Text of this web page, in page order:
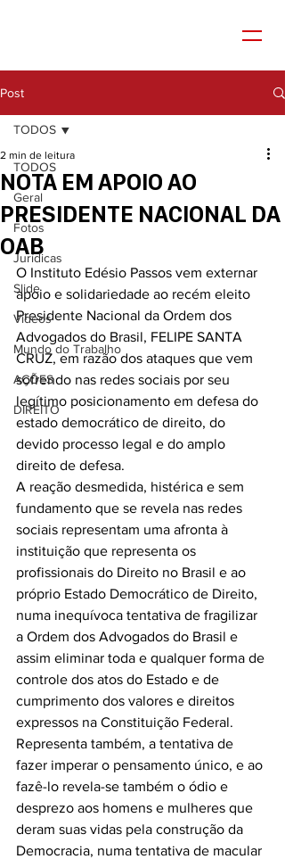
Post
TODOS
Geral
Fotos
Jurídicas
Slide
Vídeos
Mundo do Trabalho
AÇÕES
DIREITO
TODOS
NOTA EM APOIO AO
PRESIDENTE NACIONAL DA
OAB
2 min de leitura
O Instituto Edésio Passos vem externar
apoio e solidariedade ao recém eleito
Presidente Nacional da Ordem dos
Advogados do Brasil, FELIPE SANTA
CRUZ, em razão dos ataques que vem
sofrendo nas redes sociais por seu
legítimo posicionamento em defesa do
estado democrático de direito, do
devido processo legal e do amplo
direito de defesa.
A reação desmedida, histérica e sem
fundamento que se revela nas redes
sociais representam uma afronta à
instituição que representa os
profissionais do Direito no Brasil e ao
próprio Estado Democrático de Direito,
numa inequívoca tentativa de fragilizar
a Ordem dos Advogados do Brasil e
assim eliminar toda e qualquer forma de
controle dos atos do Estado e de
cumprimento dos valores e direitos
expressos na Constituição Federal.
Representa também, a tentativa de
fazer imperar o pensamento único, e ao
fazê-lo revela-se também o ódio e
desprezo aos homens e mulheres que
deram suas vidas pela construção da
Democracia, numa tentativa de macular